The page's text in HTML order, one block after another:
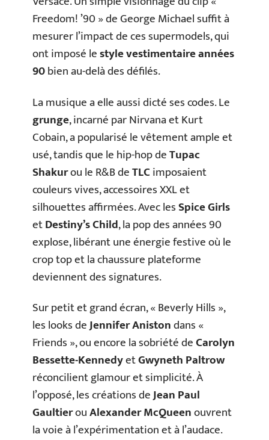
Freedom! ’90 » de George Michael suffit à
mesurer l’impact de ces supermodels, qui
ont imposé lestyle vestimentaire années
90bien au-delà des défilés.
La musique a elle aussi dicté ses codes. Le
grunge, incarné par Nirvana et Kurt
Cobain, a popularisé le vêtement ample et
usé, tandis que le hip-hop deTupac
Shakurou le R&B deTLCimposaient
couleurs vives, accessoires XXL et
silhouettes affirmées. Avec lesSpice Girls
etDestiny’s Child, la pop des années 90
explose, libérant une énergie festive où le
crop top et la chaussure plateforme
deviennent des signatures.
Sur petit et grand écran, « Beverly Hills »,
les looks deJennifer Anistondans «
Friends », ou encore la sobriété deCarolyn
Bessette-KennedyetGwyneth Paltrow
réconcilient glamour et simplicité. À
l’opposé, les créations deJean Paul
GaultierouAlexander McQueenouvrent
la voie à l’expérimentation et à l’audace.